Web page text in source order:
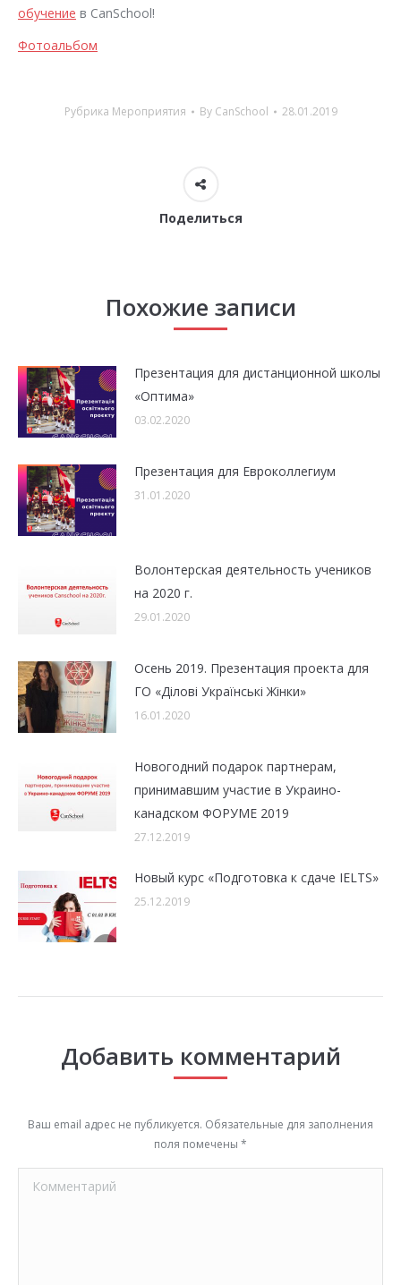
обучение в CanSchool!
Фотоальбом
Рубрика Мероприятия By CanSchool 28.01.2019
Поделиться
Похожие записи
Презентация для дистанционной школы
«Оптима»
03.02.2020
Презентация для Евроколлегиум
31.01.2020
Волонтерская деятельность учеников
на 2020 г.
29.01.2020
Осень 2019. Презентация проекта для
ГО «Ділові Українські Жінки»
16.01.2020
Новогодний подарок партнерам,
принимавшим участие в Украино-
канадском ФОРУМЕ 2019
27.12.2019
Новый курс «Подготовка к сдаче IELTS»
25.12.2019
Добавить комментарий
Ваш email адрес не публикуется. Обязательные для заполнения
поля помечены *
Комментарий